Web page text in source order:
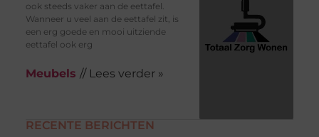
RECENTE BERICHTEN
ook steeds vaker aan de eettafel.
Wanneer u veel aan de eettafel zit, is
een erg goede en mooi uitziende
eettafel ook erg
Meubels // Lees verder »